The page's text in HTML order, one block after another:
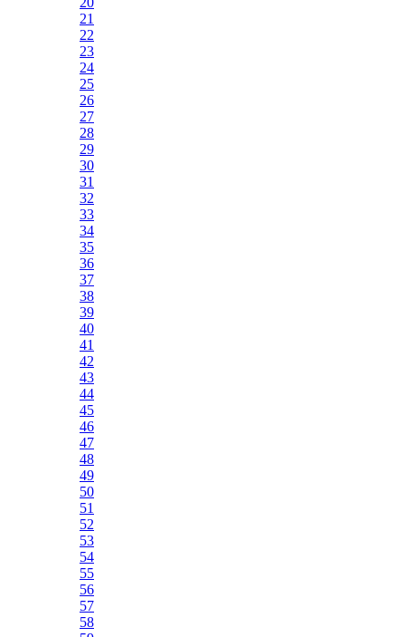
21
22
23
24
25
26
27
28
29
30
31
32
33
34
35
36
37
38
39
40
41
42
43
44
45
46
47
48
49
50
51
52
53
54
55
56
57
58